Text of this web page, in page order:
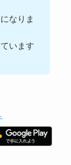
なりま
います